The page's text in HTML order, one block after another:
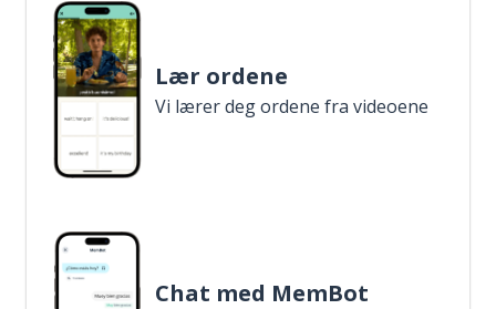
Lær ordene
Vi lærer deg ordene fra videoene
Chat med MemBot